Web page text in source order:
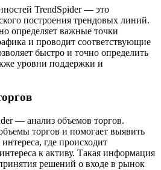
TrendSpider — это
построения трендовых линий.
определяет важные точки
и проводит соответствующие
быстро и точно определить
уровни поддержки и
— анализ объемов торгов.
торгов и помогает выявить
где происходит
к активу. Такая информация
решений о входе в рынок